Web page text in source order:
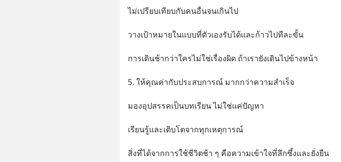
ไม่เปรียบเทียบกับคนอื่นจนเกินไป
วางเป้าหมายในแบบที่ตัวเองรับได้และก้าวไปทีละขั้น
การเดินช้ากว่าใครไม่ใช่เรื่องผิด ถ้าเรายังเดินไปข้างหน้า
5. ให้คุณค่ากับประสบการณ์ มากกว่าความสำเร็จ
มองอุปสรรคเป็นบทเรียน ไม่ใช่แค่ปัญหา
เรียนรู้และเติบโตจากทุกเหตุการณ์
สิ่งที่ได้จากการใช้ชีวิตช้า ๆ คือความเข้าใจที่ลึกซึ้งและยั่งยืน